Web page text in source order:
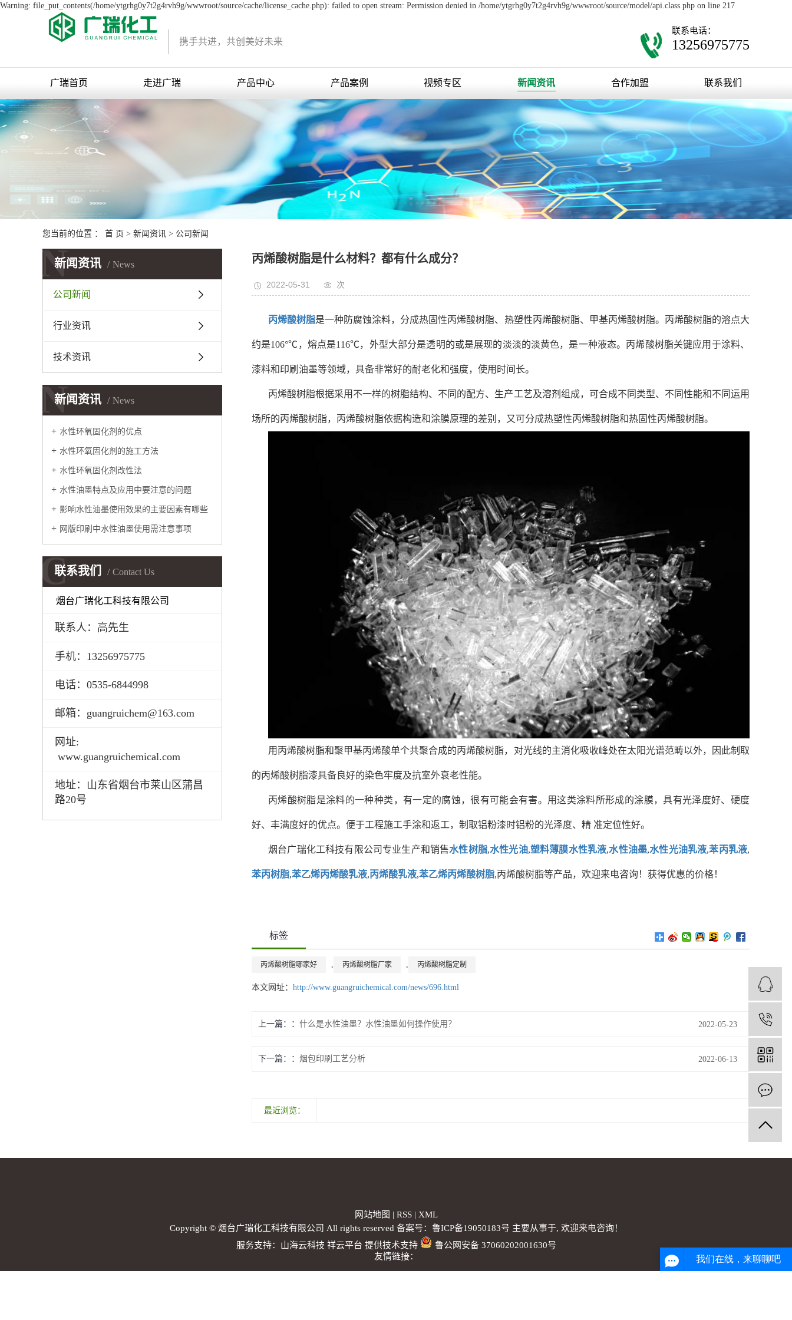
Warning: file_put_contents(/home/ytgrhg0y7t2g4rvh9g/wwwroot/source/cache/license_cache.php): failed to open stream: Permission denied in /home/ytgrhg0y7t2g4rvh9g/wwwroot/source/model/api.class.php on line 217
携手共进，共创美好未来
联系电话：
13256975775
广瑞首页 走进广瑞 产品中心 产品案例 视频专区 新闻资讯 合作加盟 联系我们
您当前的位置 ： 首 页 > 新闻资讯 > 公司新闻
新闻资讯 News
N
公司新闻
行业资讯
技术资讯
新闻资讯 News
N
水性环氧固化剂的优点
水性环氧固化剂的施工方法
水性环氧固化剂改性法
水性油墨特点及应用中要注意的问题
影响水性油墨使用效果的主要因素有哪些
网版印刷中水性油墨使用需注意事项
联系我们 Contact Us
C
烟台广瑞化工科技有限公司
联系人：高先生
手机： 13256975775
电话： 0535-6844998
邮箱： guangruichem@163.com
网址:
www.guangruichemical.com
地址：山东省烟台市莱山区蒲昌
路20号
丙烯酸树脂是什么材料？都有什么成分？
2022-05-31 次
丙烯酸树脂是一种防腐蚀涂料，分成热固性丙烯酸树脂、热塑性丙烯酸树脂、甲基丙烯酸树脂。丙烯酸树脂的溶点大
约是106°℃，熔点是116℃，外型大部分是透明的或是展现的淡淡的淡黄色，是一种液态。丙烯酸树脂关键应用于涂料、
漆料和印刷油墨等领域，具备非常好的耐老化和强度，使用时间长。
丙烯酸树脂根据采用不一样的树脂结构、不同的配方、生产工艺及溶剂组成，可合成不同类型、不同性能和不同运用
场所的丙烯酸树脂，丙烯酸树脂依据构造和涂膜原理的差别，又可分成热塑性丙烯酸树脂和热固性丙烯酸树脂。
用丙烯酸树脂和聚甲基丙烯酸单个共聚合成的丙烯酸树脂，对光线的主消化吸收峰处在太阳光谱范畴以外，因此制取
的丙烯酸树脂漆具备良好的染色牢度及抗室外衰老性能。
丙烯酸树脂是涂料的一种种类，有一定的腐蚀，很有可能会有害。用这类涂料所形成的涂膜，具有光泽度好、硬度
好、丰满度好的优点。便于工程施工手涂和返工，制取铝粉漆时铝粉的光泽度、精 准定位性好。
烟台广瑞化工科技有限公司专业生产和销售水性树脂,水性光油,塑料薄膜水性乳液,水性油墨,水性光油乳液,苯丙乳液,
苯丙树脂,苯乙烯丙烯酸乳液,丙烯酸乳液,苯乙烯丙烯酸树脂,丙烯酸树脂等产品，欢迎来电咨询！获得优惠的价格！
标签
丙烯酸树脂哪家好 丙烯酸树脂厂家 丙烯酸树脂定制
本文网址： http://www.guangruichemical.com/news/696.html
上一篇： 什么是水性油墨？水性油墨如何操作使用？ 2022-05-23
下一篇： 烟包印刷工艺分析 2022-06-13
最近浏览：
网站地图 | RSS| XML
Copyright © 烟台广瑞化工科技有限公司 All rights reserved 备案号： 鲁ICP备19050183号 主要从事于, 欢迎来电咨询！
服务支持： 山海云科技 祥云平台 提供技术支持
鲁公网安备 37060202001630号
友情链接：